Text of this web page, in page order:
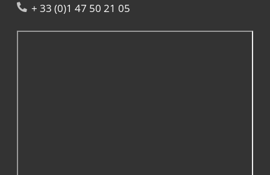
+ 33 (0)1 47 50 21 05